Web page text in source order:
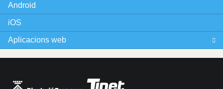
Android
iOS
Aplicacions web